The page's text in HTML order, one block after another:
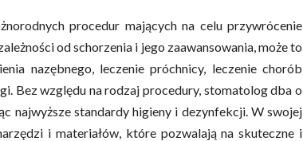
procedur mających na celu przywrócenie
od schorzenia i jego zaawansowania, może to
nazębnego, leczenie próchnicy, leczenie chorób
Bez względu na rodzaj procedury, stomatolog dba o
najwyższe standardy higieny i dezynfekcji. W swojej
i materiałów, które pozwalają na skuteczne i